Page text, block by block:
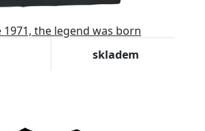
1971, the legend was born
skladem